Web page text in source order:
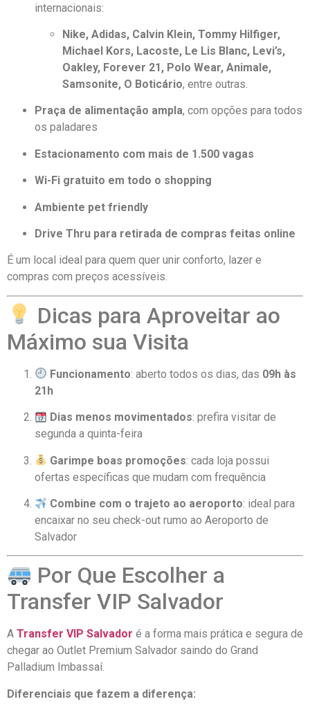
internacionais:
Nike, Adidas, Calvin Klein, Tommy Hilfiger,
Michael Kors, Lacoste, Le Lis Blanc, Levi’s,
Oakley, Forever 21, Polo Wear, Animale,
Samsonite, O Boticário, entre outras.
Praça de alimentação ampla, com opções para todos
os paladares
Estacionamento com mais de 1.500 vagas
Wi-Fi gratuito em todo o shopping
Ambiente pet friendly
Drive Thru para retirada de compras feitas online
É um local ideal para quem quer unir conforto, lazer e
compras com preços acessíveis.
Dicas para Aproveitar ao
Máximo sua Visita
Funcionamento: aberto todos os dias, das 09h às
21h
Dias menos movimentados: prefira visitar de
segunda a quinta-feira
Garimpe boas promoções: cada loja possui
ofertas específicas que mudam com frequência
Combine com o trajeto ao aeroporto: ideal para
encaixar no seu check-out rumo ao Aeroporto de
Salvador
Por Que Escolher a
Transfer VIP Salvador
A Transfer VIP Salvador é a forma mais prática e segura de
chegar ao Outlet Premium Salvador saindo do Grand
Palladium Imbassaí.
Diferenciais que fazem a diferença: